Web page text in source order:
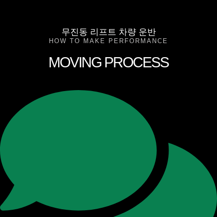
무진동 리프트 차량 운반
HOW TO MAKE PERFORMANCE
MOVING PROCESS